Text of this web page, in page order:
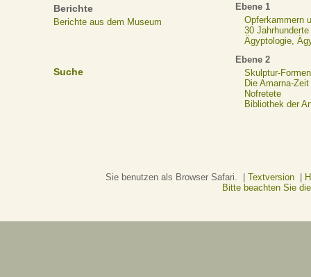
Berichte
Berichte aus dem Museum
Suche
Ebene 1
Opferkammern
30
Ägyptologie,
Ebene 2
Skulptur-Formen
Die Amarna-Zeit
Nofretete
Bibliothek der
Sie benutzen als Browser Safari. | Textversion|
Bitte beachten Sie